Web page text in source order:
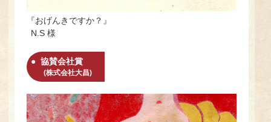
『おげんきですか？』
N.S 様
協賛会社賞
(株式会社大昌)